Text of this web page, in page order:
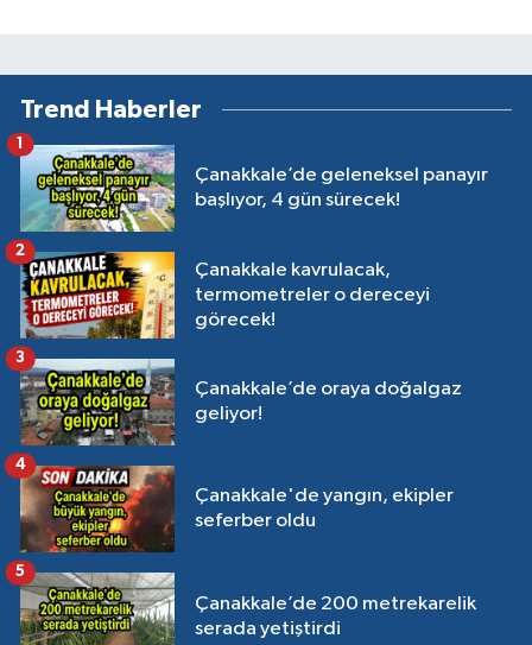
Trend Haberler
Çanakkale’de geleneksel panayır
başlıyor, 4 gün sürecek!
1
Çanakkale kavrulacak,
termometreler o dereceyi
görecek!
2
Çanakkale’de oraya doğalgaz
geliyor!
3
Çanakkale'de yangın, ekipler
seferber oldu
4
Çanakkale’de 200 metrekarelik
serada yetiştirdi
5